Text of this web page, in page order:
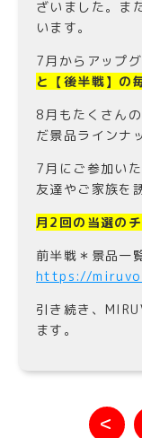
ざいました。ま
います。
7月からアップ
と【後半戦】の
8月もたくさん
だ景品ラインナ
7月にご参加い
友達やご家族を
月2回の当選の
前半戦＊景品一
https://
引き続き、
ます。
＜